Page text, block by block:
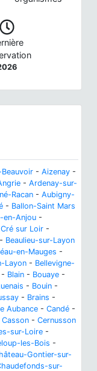
- Aizenay -
- Ardenay-sur-
Racan - Aubigny-
- Ballon-Saint Mars
en-Anjou -
sur Loir -
- Beaulieu-sur-Layon
en-Mauges -
Layon - Bellevigne-
- Blain - Bouaye -
- Bouin -
- Brains -
Aubance - Candé -
Casson - Cernusson
sur-Loire -
les-Bois -
Gontier-sur-
sur-